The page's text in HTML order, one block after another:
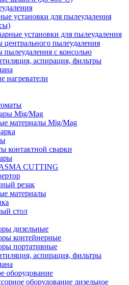
установки для пылеудаления
установки для пылеудаления
центрального пылеудаления
пылеудаления с консолью
аспирация, фильтры
нагреватели
Mig/Mag
материалы Mig/Mag
контактной сварки
CUTTING
резак
материалы
стол
дизельные
контейнерные
портативные
аспирация, фильтры
оборудование
оборудование дизельное